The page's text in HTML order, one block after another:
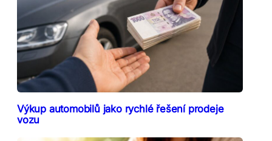
Výkup automobilů jako rychlé řešení prodeje
vozu